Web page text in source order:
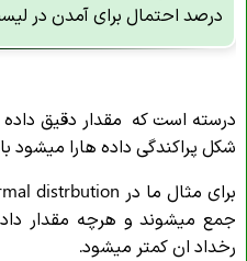
درصد احتمال برای آمدن در
درسته است که مقدار دقیق
شکل پراکندگی داده هارا میشود
جمع میشوند و هرچه مقدار
رخداد ان کمتر میشود.